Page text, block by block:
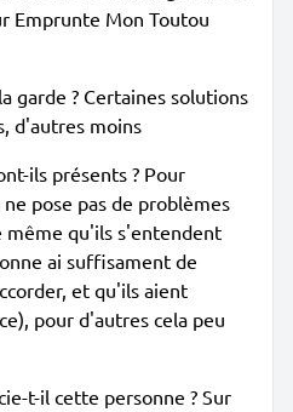
Emprunte Mon Toutou
garde ? Certaines solutions
d'autres moins
ils présents ? Pour
pose pas de problèmes
même qu'ils s'entendent
ai suffisament de
et qu'ils aient
pour d'autres cela peu
t-il cette personne ? Sur